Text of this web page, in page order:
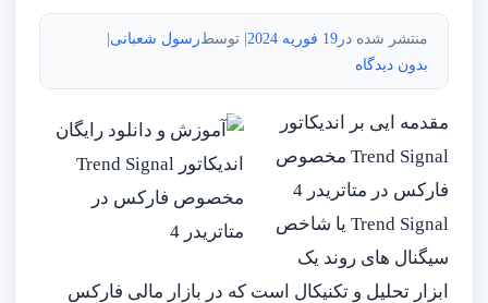
منتشر شده در19 فوریه 2024 | توسطرسول شعبانی|
بدون دیدگاه
مقدمه ایی بر اندیکاتور
Trend Signal مخصوص
فارکس در متاتریدر 4
Trend Signal یا شاخص
سیگنال های روند یک
ابزار تحلیل و تکنیکال است که در بازار مالی فارکس